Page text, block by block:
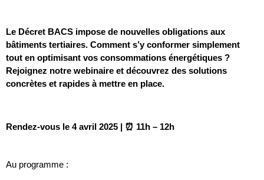
Le Décret BACS impose de nouvelles obligations aux
bâtiments tertiaires. Comment s’y conformer simplement
tout en optimisant vos consommations énergétiques ?
Rejoignez notre webinaire et découvrez des solutions
concrètes et rapides à mettre en place.
Rendez-vous le 4 avril 2025 | ⏰ 11h – 12h
Au programme :